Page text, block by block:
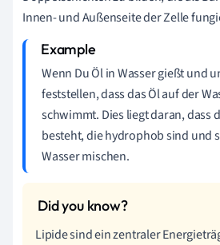
Innen- und Außenseite der Zelle
Wenn Du Öl in Wasser gießt und
feststellen, dass das Öl auf der
schwimmt. Dies liegt daran, dass
besteht, die hydrophob sind und
Wasser mischen.
Lipide sind ein zentraler